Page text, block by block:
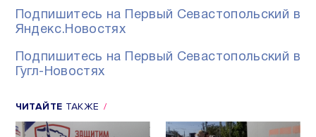
Подпишитесь на Первый Севастопольский в
Яндекс.Новостях
Подпишитесь на Первый Севастопольский в
Гугл-Новостях
ЧИТАЙТЕ ТАКЖЕ